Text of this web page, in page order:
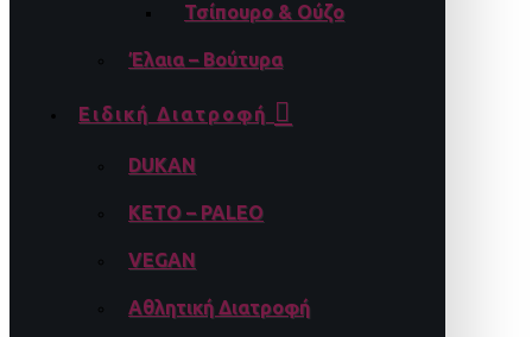
Τσίπουρο & Ούζο
Έλαια – Βούτυρα
Ειδική Διατροφή
DUKAN
KETO – PALEO
VEGAN
Αθλητική Διατροφή